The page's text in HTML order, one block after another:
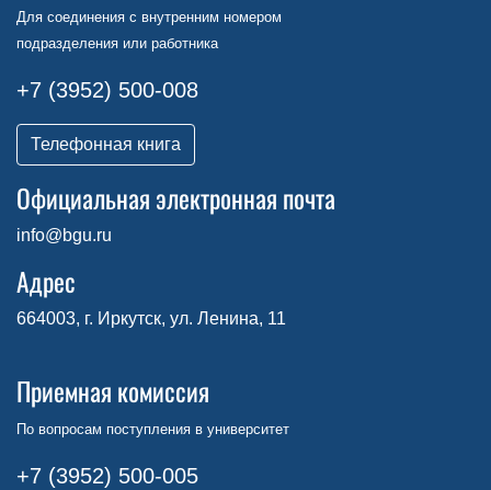
Для соединения с внутренним номером
подразделения или работника
+7 (3952) 500-008
Телефонная книга
Официальная электронная почта
info@bgu.ru
Адрес
664003, г. Иркутск, ул. Ленина, 11
Приемная комиссия
По вопросам поступления в университет
+7 (3952) 500-005